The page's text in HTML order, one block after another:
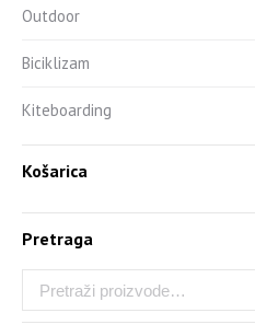
Outdoor
Biciklizam
Kiteboarding
Košarica
Pretraga